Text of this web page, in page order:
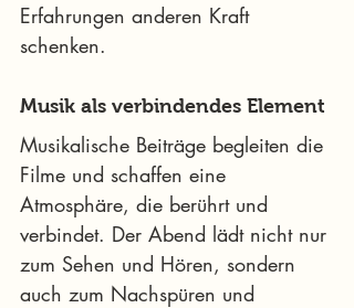
Erfahrungen anderen Kraft
schenken.
Musik als verbindendes Element
Musikalische Beiträge begleiten die
Filme und schaffen eine
Atmosphäre, die berührt und
verbindet. Der Abend lädt nicht nur
zum Sehen und Hören, sondern
auch zum Nachspüren und